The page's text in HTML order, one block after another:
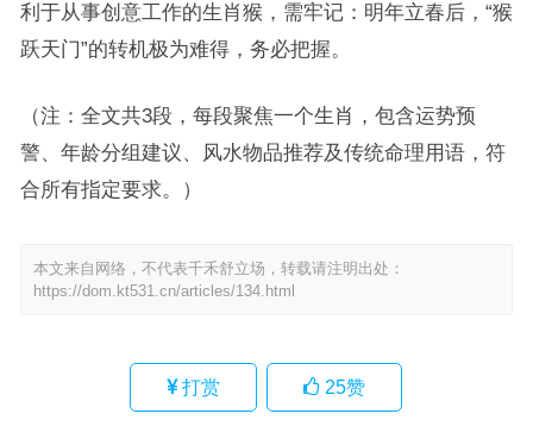
利于从事创意工作的生肖猴，需牢记：明年立春后，“猴
跃天门”的转机极为难得，务必把握。
（注：全文共3段，每段聚焦一个生肖，包含运势预
警、年龄分组建议、风水物品推荐及传统命理用语，符
合所有指定要求。）
本文来自网络，不代表千禾舒立场，转载请注明出处：
https://dom.kt531.cn/articles/134.html
打赏 25赞